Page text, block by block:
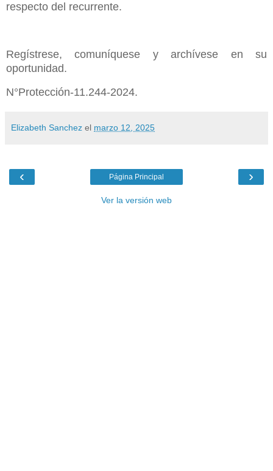
respecto del recurrente.
Regístrese, comuníquese y archívese en su
oportunidad.
N°Protección-11.244-2024.
Elizabeth Sanchez el marzo 12, 2025
‹ ›
Página Principal
Ver la versión web